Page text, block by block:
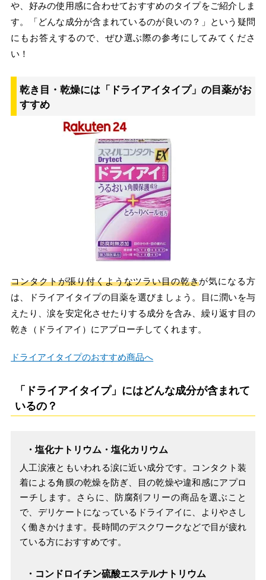
や、好みの使用感に合わせておすすめのタイプをご紹介しま
す。「どんな成分が含まれているのが良いの？」という疑問
にもお答えするので、ぜひ選ぶ際の参考にしてみてくださ
い！
乾き目・乾燥には「ドライアイタイプ」の目薬がお
すすめ
コンタクトが張り付くようなツラい目の乾きが気になる方
は、ドライアイタイプの目薬を選びましょう。目に潤いを与
えたり、涙を安定化させたりする成分を含み、繰り返す目の
乾き（ドライアイ）にアプローチしてくれます。
ドライアイタイプのおすすめ商品へ
「ドライアイタイプ」にはどんな成分が含まれて
いるの？
・塩化ナトリウム・塩化カリウム
人工涙液ともいわれる涙に近い成分です。コンタクト装
着による角膜の乾燥を防ぎ、目の乾燥や違和感にアプロ
ーチします。さらに、防腐剤フリーの商品を選ぶこと
で、デリケートになっているドライアイに、よりやさし
く働きかけます。長時間のデスクワークなどで目が疲れ
ている方におすすめです。
・コンドロイチン硫酸エステルナトリウム